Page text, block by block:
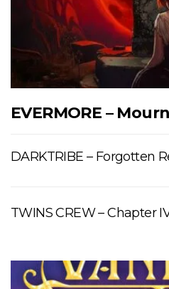
EVERMORE –
DARKTRIBE – Forgotten
TWINS CREW – Chapter